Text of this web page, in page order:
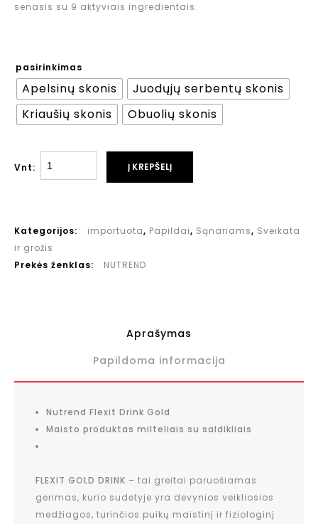
senasis su 9 aktyviais ingredientais.
pasirinkimas
Apelsinų skonis
Juodųjų serbentų skonis
Kriaušių skonis
Obuolių skonis
Vnt: Į KREPŠELĮ
Kategorijos: importuota, Papildai, Sąnariams, Sveikata
ir grožis
Prekės ženklas:
NUTREND
Aprašymas
Papildoma informacija
Nutrend Flexit Drink Gold
Maisto produktas milteliais su saldikliais
FLEXIT GOLD DRINK – tai greitai paruošiamas
gėrimas, kurio sudėtyje yra devynios veikliosios
medžiagos, turinčios puikų maistinį ir fiziologinį